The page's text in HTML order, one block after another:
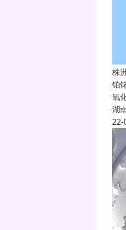
株
铂
氧
湖
22-